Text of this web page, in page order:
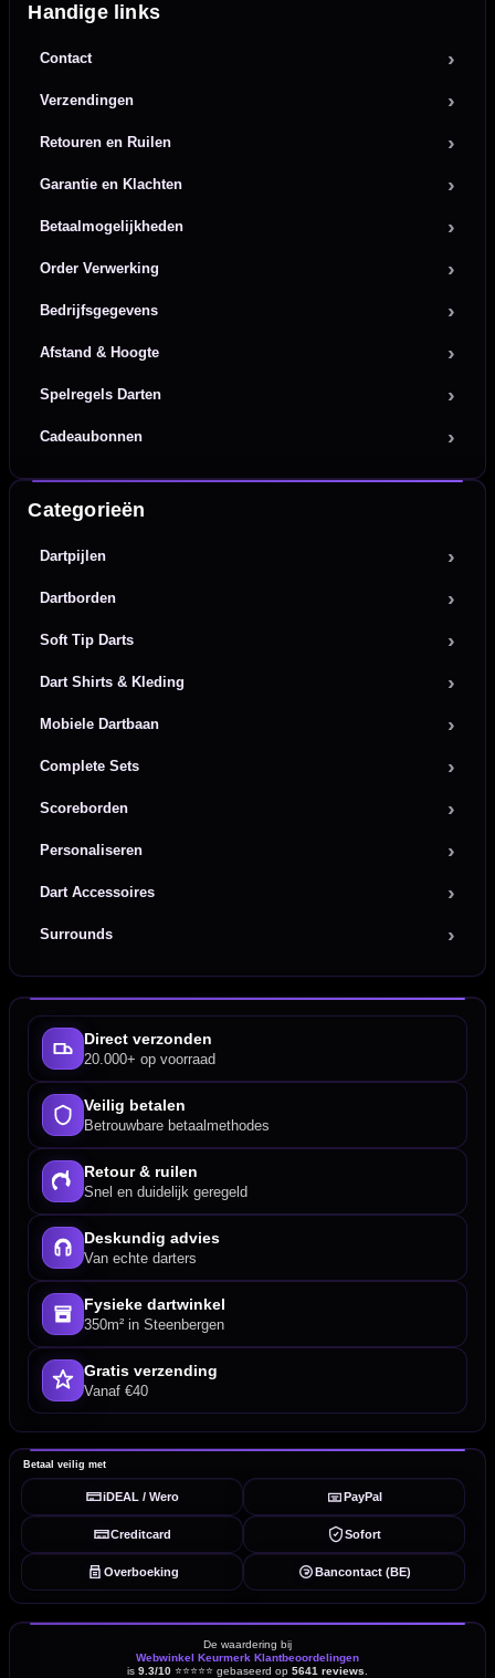
Handige links
Contact
Verzendingen
Retouren en Ruilen
Garantie en Klachten
Betaalmogelijkheden
Order Verwerking
Bedrijfsgegevens
Afstand & Hoogte
Spelregels Darten
Cadeaubonnen
Categorieën
Dartpijlen
Dartborden
Soft Tip Darts
Dart Shirts & Kleding
Mobiele Dartbaan
Complete Sets
Scoreborden
Personaliseren
Dart Accessoires
Surrounds
Direct verzonden
20.000+ op voorraad
Veilig betalen
Betrouwbare betaalmethodes
Retour & ruilen
Snel en duidelijk geregeld
Deskundig advies
Van echte darters
Fysieke dartwinkel
350m² in Steenbergen
Gratis verzending
Vanaf €40
Betaal veilig met
iDEAL / Wero PayPal
Creditcard Sofort
Overboeking Bancontact (BE)
De waardering bij
Webwinkel Keurmerk Klantbeoordelingen
is 9.3/10 ⭐⭐⭐⭐⭐ gebaseerd op 5641 reviews